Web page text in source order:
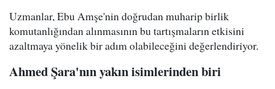
Uzmanlar, Ebu Amşe'nin doğrudan muharip birlik
komutanlığından alınmasının bu tartışmaların etkisini
azaltmaya yönelik bir adım olabileceğini değerlendiriyor.
Ahmed Şara'nın yakın isimlerinden biri